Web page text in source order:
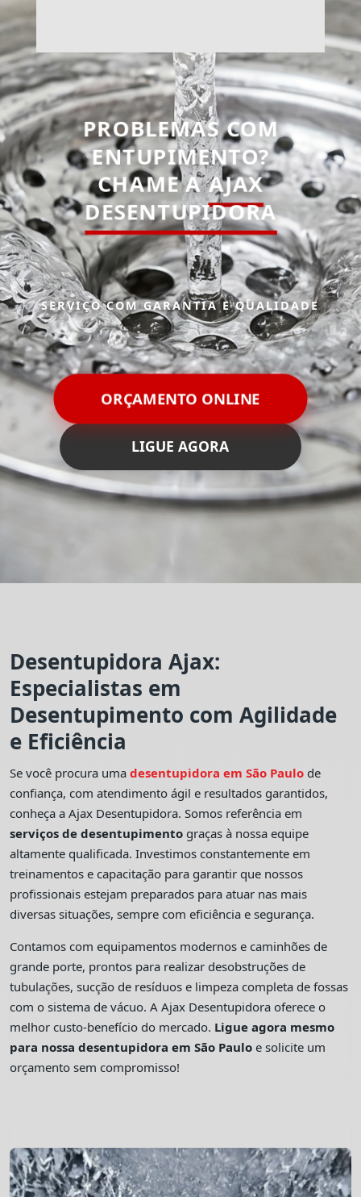
PROBLEMAS COM
ENTUPIMENTO?
CHAME AAJAX
DESENTUPIDORA
SERVIÇO COM GARANTIA E QUALIDADE
ORÇAMENTO ONLINE
LIGUE AGORA
Desentupidora Ajax:
Especialistas em
Desentupimento com Agilidade
e Eficiência
Se você procura umadesentupidora em São Paulo de
confiança, com atendimento ágil e resultados garantidos,
conheça a Ajax Desentupidora. Somos referência em
serviços de desentupimento graças à nossa equipe
altamente qualificada. Investimos constantemente em
treinamentos e capacitação para garantir que nossos
profissionais estejam preparados para atuar nas mais
diversas situações, sempre com eficiência e segurança.
Contamos com equipamentos modernos e caminhões de
grande porte, prontos para realizar desobstruções de
tubulações, sucção de resíduos e limpeza completa de fossas
com o sistema de vácuo. A Ajax Desentupidora oferece o
melhor custo-benefício do mercado. Ligue agora mesmo
para nossa desentupidora em São Paulo e solicite um
orçamento sem compromisso!